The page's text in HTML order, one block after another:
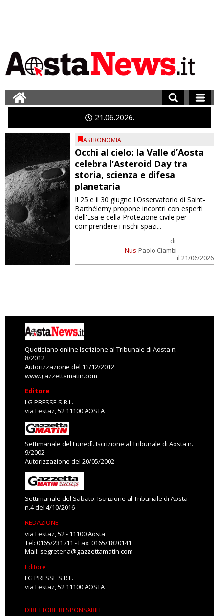
21 06 2026
ASTRONOMIA
Occhi al cielo: la Valle d’Aosta
celebra l’Asteroid Day tra
storia, scienza e difesa
planetaria
Nus
di
Paolo Ciambi
il 21/06/2026
Il 25 e il 30 giugno l'Osservatorio di Saint-
Barthélemy propone incontri con esperti
dell'Esa e della Protezione civile per
comprendere i rischi spazi...
Quotidiano online Iscrizione al Tribunale di Aosta n.
8/2012
Autorizzazione del 13/12/2012
www.gazzettamatin.com
Editore
LG PRESSE S.R.L.
via Festaz, 52 11100 AOSTA
Settimanale del Lunedì. Iscrizione al Tribunale di Aosta n.
9/2002
Autorizzazione del 20/05/2002
Settimanale del Sabato. Iscrizione al Tribunale di Aosta
n.4 del 4/10/2016
REDAZIONE
via Festaz, 52 - 11100 Aosta
Tel: 0165/231711 - Fax: 0165/1820141
Mail: segreteria@gazzettamatin.com
Editore
LG PRESSE S.R.L.
via Festaz, 52 11100 AOSTA
DIRETTORE RESPONSABILE